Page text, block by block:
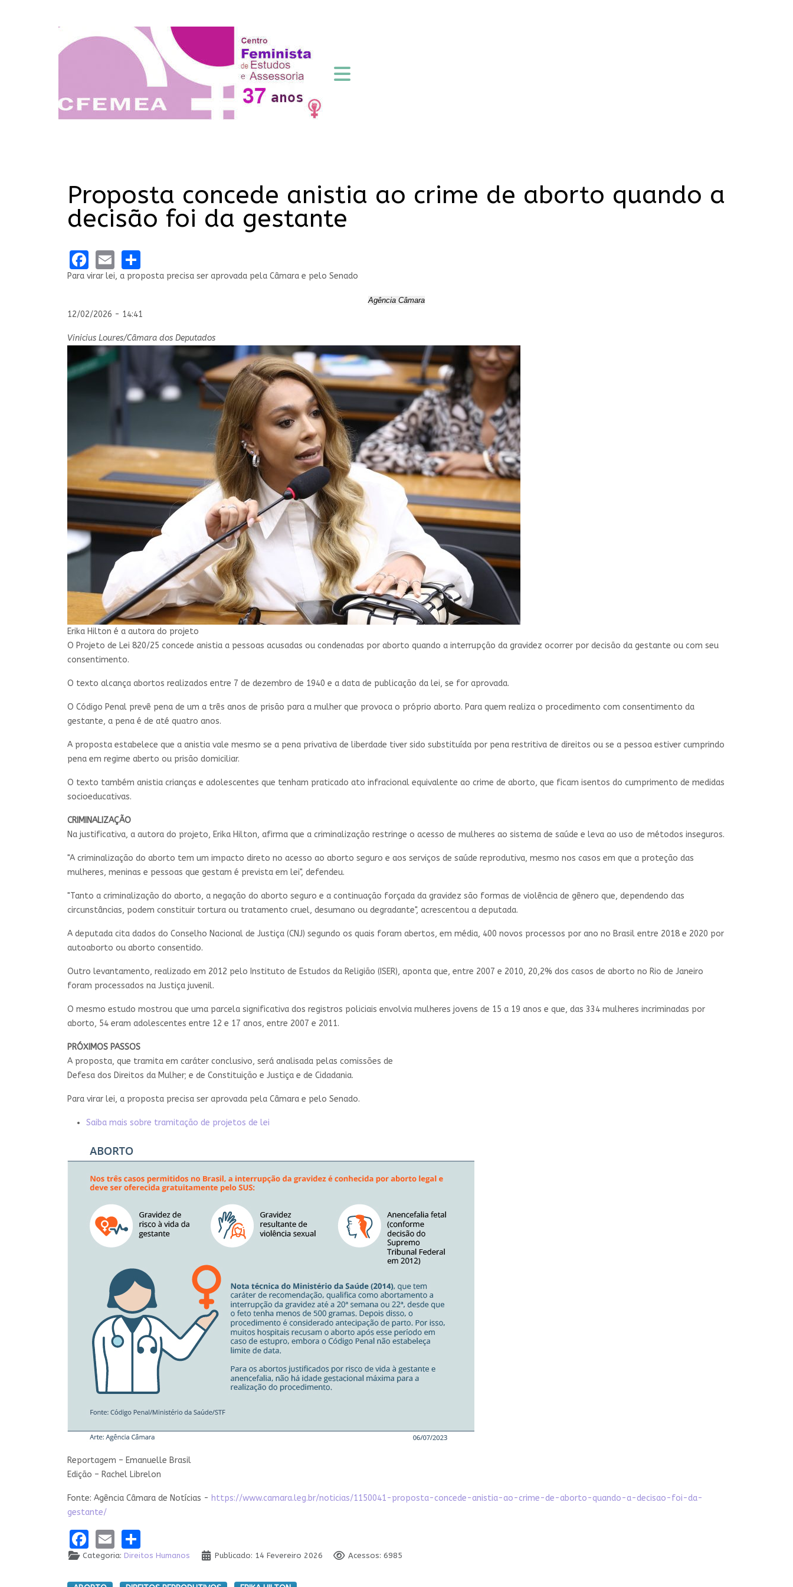
Proposta concede anistia ao crime de aborto quando a
decisão foi da gestante
Facebook
Email
Para virar lei, a proposta precisa ser aprovada pela Câmara e pelo Senado
Agência Câmara
12/02/2026 - 14:41
Vinicius Loures/Câmara dos Deputados
Erika Hilton é a autora do projeto
O Projeto de Lei 820/25 concede anistia a pessoas acusadas ou condenadas por aborto quando a interrupção da gravidez ocorrer por decisão da gestante ou com seu
consentimento.
O texto alcança abortos realizados entre 7 de dezembro de 1940 e a data de publicação da lei, se for aprovada.
O Código Penal prevê pena de um a três anos de prisão para a mulher que provoca o próprio aborto. Para quem realiza o procedimento com consentimento da
gestante, a pena é de até quatro anos.
A proposta estabelece que a anistia vale mesmo se a pena privativa de liberdade tiver sido substituída por pena restritiva de direitos ou se a pessoa estiver cumprindo
pena em regime aberto ou prisão domiciliar.
O texto também anistia crianças e adolescentes que tenham praticado ato infracional equivalente ao crime de aborto, que ficam isentos do cumprimento de medidas
socioeducativas.
CRIMINALIZAÇÃO
Na justificativa, a autora do projeto, Erika Hilton, afirma que a criminalização restringe o acesso de mulheres ao sistema de saúde e leva ao uso de métodos inseguros.
"A criminalização do aborto tem um impacto direto no acesso ao aborto seguro e aos serviços de saúde reprodutiva, mesmo nos casos em que a proteção das
mulheres, meninas e pessoas que gestam é prevista em lei", defendeu.
"Tanto a criminalização do aborto, a negação do aborto seguro e a continuação forçada da gravidez são formas de violência de gênero que, dependendo das
circunstâncias, podem constituir tortura ou tratamento cruel, desumano ou degradante", acrescentou a deputada.
A deputada cita dados do Conselho Nacional de Justiça (CNJ) segundo os quais foram abertos, em média, 400 novos processos por ano no Brasil entre 2018 e 2020 por
autoaborto ou aborto consentido.
Outro levantamento, realizado em 2012 pelo Instituto de Estudos da Religião (ISER), aponta que, entre 2007 e 2010, 20,2% dos casos de aborto no Rio de Janeiro
foram processados na Justiça juvenil.
O mesmo estudo mostrou que uma parcela significativa dos registros policiais envolvia mulheres jovens de 15 a 19 anos e que, das 334 mulheres incriminadas por
aborto, 54 eram adolescentes entre 12 e 17 anos, entre 2007 e 2011.
PRÓXIMOS PASSOS
A proposta, que tramita em caráter conclusivo, será analisada pelas comissões de
Defesa dos Direitos da Mulher; e de Constituição e Justiça e de Cidadania.
Para virar lei, a proposta precisa ser aprovada pela Câmara e pelo Senado.
Saiba mais sobre tramitação de projetos de lei
Reportagem – Emanuelle Brasil
Edição – Rachel Librelon
Fonte: Agência Câmara de Notícias - https://www.camara.leg.br/noticias/1150041-proposta-concede-anistia-ao-crime-de-aborto-quando-a-decisao-foi-da-
gestante/
Facebook
Email
Categoria: Direitos Humanos Publicado: 14 Fevereiro 2026 Acessos: 6985